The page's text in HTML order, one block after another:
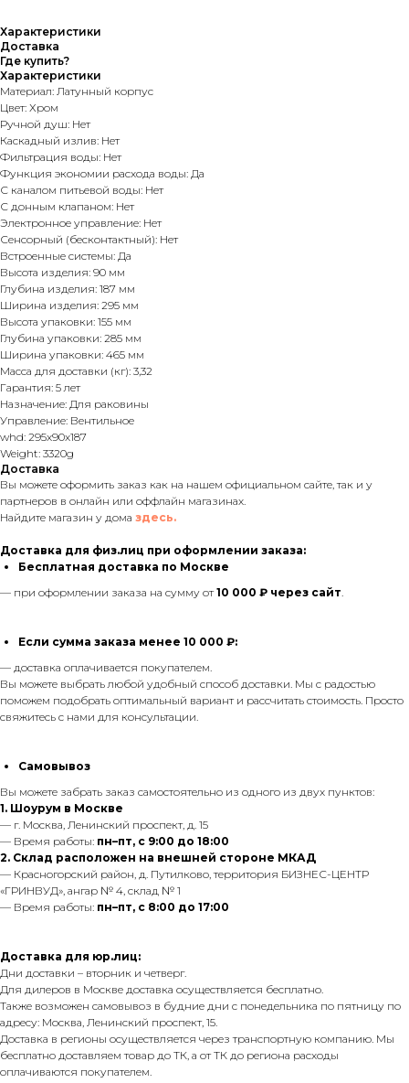
Характеристики
Доставка
Где купить?
Характеристики
Материал: Латунный корпус
Цвет: Хром
Ручной душ: Нет
Каскадный излив: Нет
Фильтрация воды: Нет
Функция экономии расхода воды: Да
С каналом питьевой воды: Нет
С донным клапаном: Нет
Электронное управление: Нет
Сенсорный (бесконтактный): Нет
Встроенные системы: Да
Высота изделия: 90 мм
Глубина изделия: 187 мм
Ширина изделия: 295 мм
Высота упаковки: 155 мм
Глубина упаковки: 285 мм
Ширина упаковки: 465 мм
Масса для доставки (кг): 3,32
Гарантия: 5 лет
Назначение: Для раковины
Управление: Вентильное
whd: 295x90x187
Weight: 3320g
Доставка
Вы можете оформить заказ как на нашем официальном сайте, так и у
партнеров в онлайн или оффлайн магазинах.
Найдите магазин у дома здесь.
Доставка для физ.лиц при оформлении заказа:
Бесплатная доставка по Москве
— при оформлении заказа на сумму от10 000 ₽ через сайт.
Если сумма заказа менее 10 000 ₽:
— доставка оплачивается покупателем.
Вы можете выбрать любой удобный способ доставки. Мы с радостью
поможем подобрать оптимальный вариант и рассчитать стоимость. Просто
свяжитесь с нами для консультации.
Самовывоз
Вы можете забрать заказ самостоятельно из одного из двух пунктов:
1. Шоурум в Москве
— г. Москва, Ленинский проспект, д. 15
— Время работы: пн–пт, с 9:00 до 18:00
2. Склад расположен на внешней стороне МКАД
— Красногорский район, д. Путилково, территория БИЗНЕС-ЦЕНТР
«ГРИНВУД», ангар № 4, склад № 1
— Время работы: пн–пт, с 8:00 до 17:00
Доставка для юр.лиц:
Дни доставки – вторник и четверг.
Для дилеров в Москве доставка осуществляется бесплатно.
Также возможен самовывоз в будние дни с понедельника по пятницу по
адресу: Москва, Ленинский проспект, 15.
Доставка в регионы осуществляется через транспортную компанию. Мы
бесплатно доставляем товар до ТК, а от ТК до региона расходы
оплачиваются покупателем.